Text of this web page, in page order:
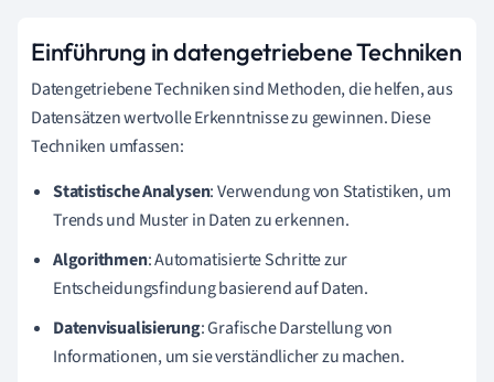
Einführung in datengetriebene Techniken
Datengetriebene Techniken sind Methoden, die helfen, aus
Datensätzen wertvolle Erkenntnisse zu gewinnen. Diese
Techniken umfassen:
Statistische Analysen: Verwendung von Statistiken, um
Trends und Muster in Daten zu erkennen.
Algorithmen: Automatisierte Schritte zur
Entscheidungsfindung basierend auf Daten.
Datenvisualisierung: Grafische Darstellung von
Informationen, um sie verständlicher zu machen.